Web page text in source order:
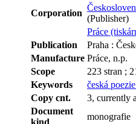
Corporation
(Publisher)
Práce
Publication
Praha :
Manufacture Práce, n.p.
Scope
223 stran ;
Keywords
česká poezie
Copy cnt.
3, currently
Document
kind
monografie